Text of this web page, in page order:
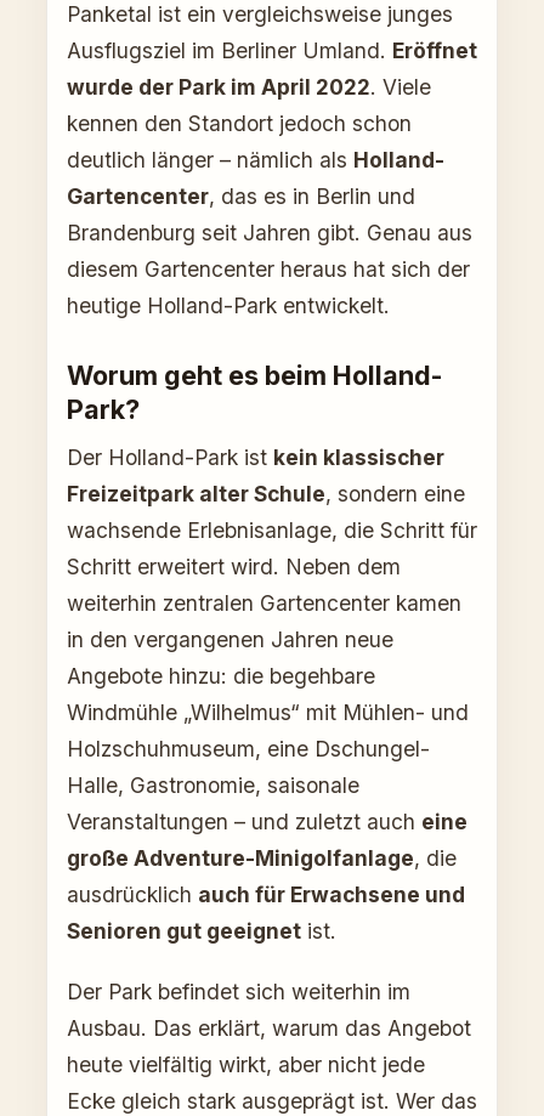
Panketal ist ein vergleichsweise junges
Ausflugsziel im Berliner Umland. Eröffnet
wurde der Park im April 2022. Viele
kennen den Standort jedoch schon
deutlich länger – nämlich als Holland-
Gartencenter, das es in Berlin und
Brandenburg seit Jahren gibt. Genau aus
diesem Gartencenter heraus hat sich der
heutige Holland-Park entwickelt.
Worum geht es beim Holland-
Park?
Der Holland-Park ist kein klassischer
Freizeitpark alter Schule, sondern eine
wachsende Erlebnisanlage, die Schritt für
Schritt erweitert wird. Neben dem
weiterhin zentralen Gartencenter kamen
in den vergangenen Jahren neue
Angebote hinzu: die begehbare
Windmühle „Wilhelmus“ mit Mühlen- und
Holzschuhmuseum, eine Dschungel-
Halle, Gastronomie, saisonale
Veranstaltungen – und zuletzt auch eine
große Adventure-Minigolfanlage, die
ausdrücklich auch für Erwachsene und
Senioren gut geeignet ist.
Der Park befindet sich weiterhin im
Ausbau. Das erklärt, warum das Angebot
heute vielfältig wirkt, aber nicht jede
Ecke gleich stark ausgeprägt ist. Wer das